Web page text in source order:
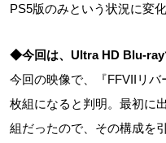
PS5版のみという状況に変
◆今回は、Ultra HD Blu-ray
今回の映像で、『FFVIIリ
枚組になると判明。最初に
組だったので、その構成を